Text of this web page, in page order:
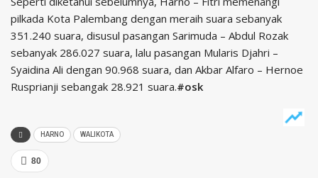
pilkada Kota Palembang dengan meraih suara sebanyak
351.240 suara, disusul pasangan Sarimuda – Abdul Rozak
sebanyak 286.027 suara, lalu pasangan Mularis Djahri –
Syaidina Ali dengan 90.968 suara, dan Akbar Alfaro – Hernoe
Rusprianji sebangak 28.921 suara.#osk
HARNO WALIKOTA
80